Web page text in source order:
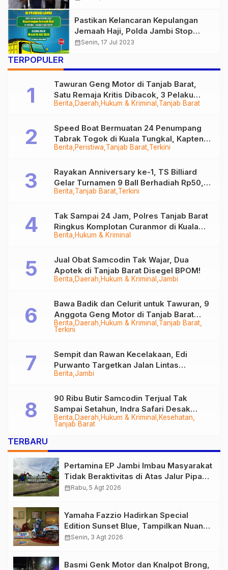
Pastikan Kelancaran Kepulangan
Jemaah Haji, Polda Jambi Stop
Sementara Mobilisasi Angkutan Batu
calendar_monthSenin, 17 Jul 2023
TERPOPULER
Berita Daerah Hukum & Kriminal Tanjab Barat
Tawuran Geng Motor di Tanjab Barat,
Satu Remaja Kritis Dibacok, 3 Pelaku
Ditangkap
Berita Peristiwa Tanjab Barat Terkini
Speed Boat Bermuatan 24 Penumpang
Tabrak Togok di Kuala Tungkal, Kapten
Sempat Hilang
Berita Tanjab Barat Terkini
Rayakan Anniversary ke-1, TS Billiard
Gelar Turnamen 9 Ball Berhadiah Rp50,8
Juta
Berita Hukum & Kriminal
Tak Sampai 24 Jam, Polres Tanjab Barat
Ringkus Komplotan Curanmor di Kuala
Tungkal
Berita Daerah Hukum & Kriminal Jambi
Jual Obat Samcodin Tak Wajar, Dua
Apotek di Tanjab Barat Disegel BPOM!
Berita Daerah Hukum & Kriminal Tanjab Barat
Terkini
Bawa Badik dan Celurit untuk Tawuran, 9
Anggota Geng Motor di Tanjab Barat
Diringkus
Berita Jambi
Sempit dan Rawan Kecelakaan, Edi
Purwanto Targetkan Jalan Lintas
Tungkal-Jambi Mulus di 2028
Berita Daerah Hukum & Kriminal
Kesehatan
Tanjab Barat
90 Ribu Butir Samcodin Terjual Tak
Sampai Setahun, Indra Safari Desak
Audit Menyeluruh
TERBARU
Pertamina EP Jambi Imbau Masyarakat
Tidak Beraktivitas di Atas Jalur Pipa
Migas Demi Keselamatan Bersama
calendar_monthRabu, 5 Agt 2026
Yamaha Fazzio Hadirkan Special
Edition Sunset Blue, Tampilkan Nuansa
Retro Summer yang Semakin Skena
calendar_monthSenin, 3 Agt 2026
Basmi Genk Motor dan Knalpot Brong,